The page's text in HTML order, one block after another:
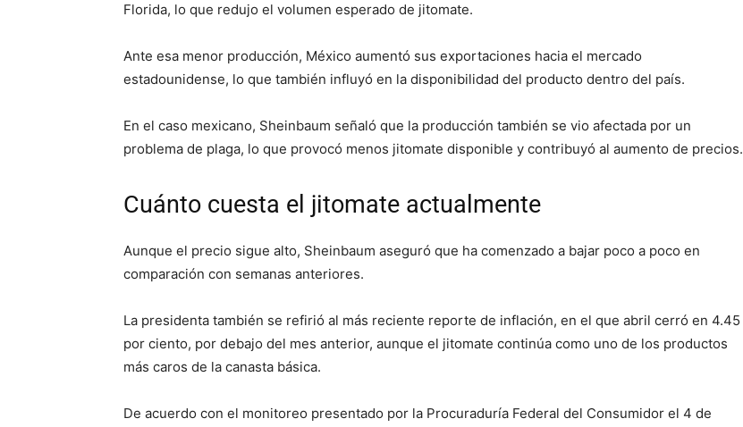
Florida, lo que redujo el volumen esperado de jitomate.
Ante esa menor producción, México aumentó sus exportaciones hacia el mercado
estadounidense, lo que también influyó en la disponibilidad del producto dentro del país.
En el caso mexicano, Sheinbaum señaló que la producción también se vio afectada por un
problema de plaga, lo que provocó menos jitomate disponible y contribuyó al aumento de precios.
Cuánto cuesta el jitomate actualmente
Aunque el precio sigue alto, Sheinbaum aseguró que ha comenzado a bajar poco a poco en
comparación con semanas anteriores.
La presidenta también se refirió al más reciente reporte de inflación, en el que abril cerró en 4.45
por ciento, por debajo del mes anterior, aunque el jitomate continúa como uno de los productos
más caros de la canasta básica.
De acuerdo con el monitoreo presentado por la Procuraduría Federal del Consumidor el 4 de